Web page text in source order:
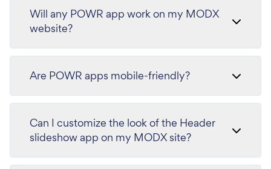
Will any POWR app work on my MODX
website?
Are POWR apps mobile-friendly?
Can I customize the look of the Header
slideshow app on my MODX site?